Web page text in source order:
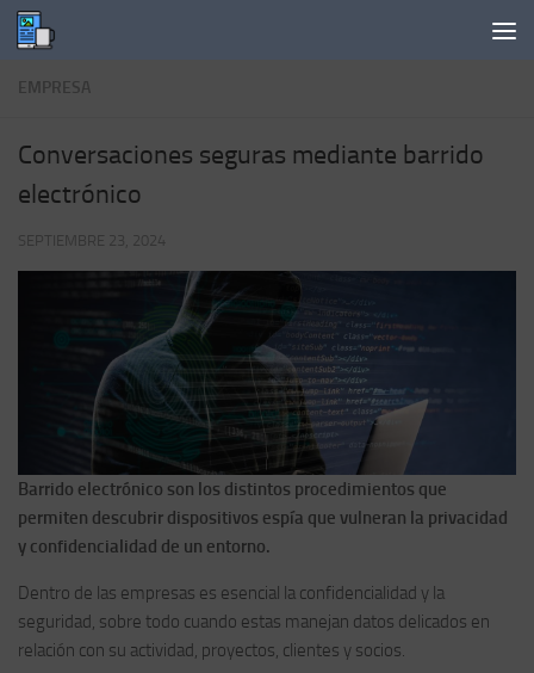
Saltar al contenido
EMPRESA
Conversaciones seguras mediante barrido
electrónico
SEPTIEMBRE 23, 2024
Barrido electrónico son los distintos procedimientos que
permiten descubrir dispositivos espía que vulneran la privacidad
y confidencialidad de un entorno.
Dentro de las empresas es esencial la confidencialidad y la
seguridad, sobre todo cuando estas manejan datos delicados en
relación con su actividad, proyectos, clientes y socios.